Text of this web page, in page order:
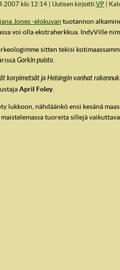
klo 12:14 Uutisen kirjoitti VP
Jones -elokuvan tuotannon
voi olla ekstraherkkua. IndyVille
sitten tekisi
Gorkin puisto
korpimetsät ja Helsingin vanhat
April Foley.
lukkoon, nähdäänkö ensi kesänä
tuoreita sillejä